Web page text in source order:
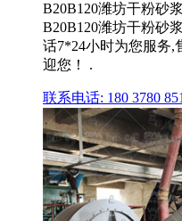
B20B120潍坊干粉砂
B20B120潍坊干粉砂
话7*24小时为您服务,
迎您！ .
联系电话: 180 3780